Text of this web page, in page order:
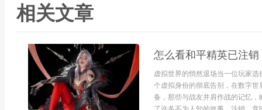
相关文章
怎么看和平精英已注
虚拟世界的悄然退场当一位玩家
个虚拟身份的彻底告别，在数字
备，那些与战友并肩作战的记忆